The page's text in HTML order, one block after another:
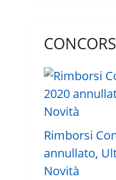
Rimborsi
annullato,
Novità